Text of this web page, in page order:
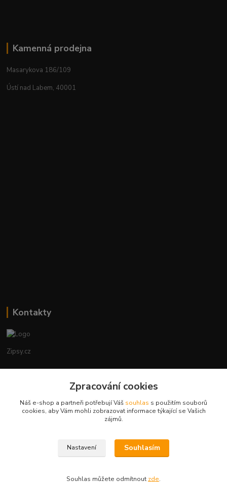
Kamenná prodejna
Masarykova 186/109
Ústí nad Labem, 40001
Kontakty
Zipsy.cz
+420774877333
obchod@zipsy.cz
Zpracování cookies
Náš e-shop a partneři potřebují Váš souhlas s použitím souborů
cookies, aby Vám mohli zobrazovat informace týkající se Vašich
zájmů.
Nastavení Souhlasím
Souhlas můžete odmítnout zde.